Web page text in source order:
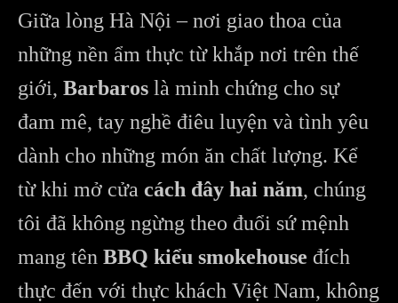
Giữa lòng Hà Nội – nơi giao thoa của
những nền ẩm thực từ khắp nơi trên thế
giới, Barbaros là minh chứng cho sự
đam mê, tay nghề điêu luyện và tình yêu
dành cho những món ăn chất lượng. Kể
từ khi mở cửa cách đây hai năm, chúng
tôi đã không ngừng theo đuổi sứ mệnh
mang tên BBQ kiểu smokehouse đích
thực đến với thực khách Việt Nam, không